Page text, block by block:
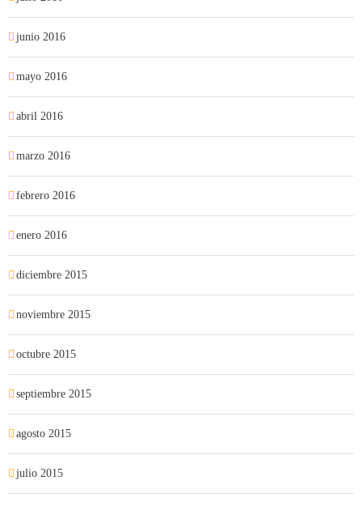
junio 2016
mayo 2016
abril 2016
marzo 2016
febrero 2016
enero 2016
diciembre 2015
noviembre 2015
octubre 2015
septiembre 2015
agosto 2015
julio 2015